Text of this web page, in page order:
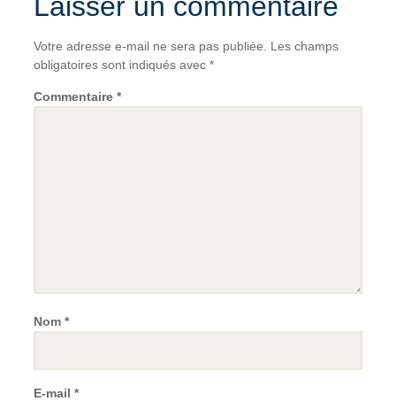
Votre adresse e-mail ne sera pas publiée.
Les champs
obligatoires sont indiqués avec *
Commentaire *
Nom *
E-mail *